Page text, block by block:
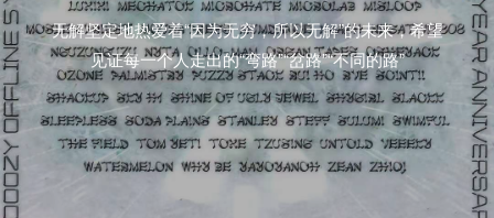
无解坚定地热爱着“因为无穷，所以无解”的未来，希望
见证每一个人走出的“弯路”“岔路”“不同的路”